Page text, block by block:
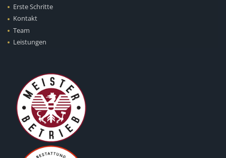
Erste Schritte
Kontakt
Team
Leistungen